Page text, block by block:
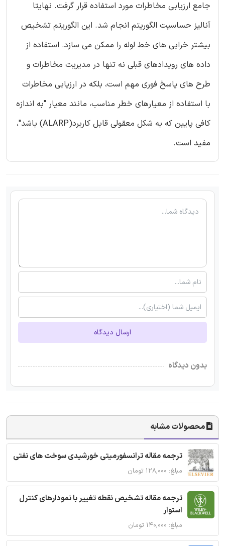
جامع ارزیابی مخاطرات مورد استفاده قرار گرفت. نهایتا
آنالیز حساسیت الگوریتم انجام شد. این الگوریتم تشخیص
بیشتر خرابی های خط لوله را ممکن می سازد. استفاده از
داده های رویدادهای قبلی نه تنها در مدیریت مخاطرات و
طرح های پاسخ فوری مهم است، بلکه در ارزیابی مخاطرات
با استفاده از معیارهای خطر مناسب، مانند معیار "به اندازه
کافی پایین که به شکل معقولی قابل کاربرد(ALARP) باشد"،
مفید است.
ارسال دیدگاه
بدون دیدگاه
محصولات مشابه
ترجمه مقاله ترانسفورمیتی خورشیدی سوخت های نفتی
مبلغ: ۱۲۸,۰۰۰ تومان
ترجمه مقاله تشخیص نقطه تغییر با نمودارهای کنترل
استوار
مبلغ: ۱۴۰,۰۰۰ تومان